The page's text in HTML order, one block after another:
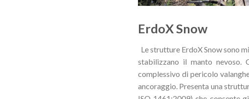
ErdoX Snow
Le strutture ErdoX Snow sono
stabilizzano il manto nevoso.
complessivo di pericolo
ancoraggio. Presenta una